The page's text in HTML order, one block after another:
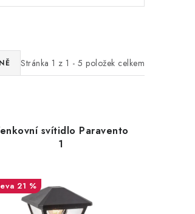
Stránka 1 z 1 - 5 položek celkem
svítidlo Paravento
1
21 %